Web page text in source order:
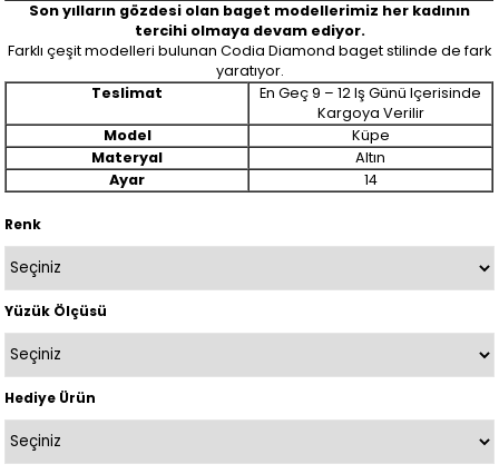
Son yılların gözdesi olan baget modellerimiz her kadının
tercihi olmaya devam ediyor.
Farklı çeşit modelleri bulunan Codia Diamond baget stilinde de fark
yaratıyor.
Teslimat
En Geç 9 – 12 Iş Günü Içerisinde
Kargoya Verilir
Model
Küpe
Materyal
Altın
Ayar
14
Renk
Yüzük Ölçüsü
Hediye Ürün